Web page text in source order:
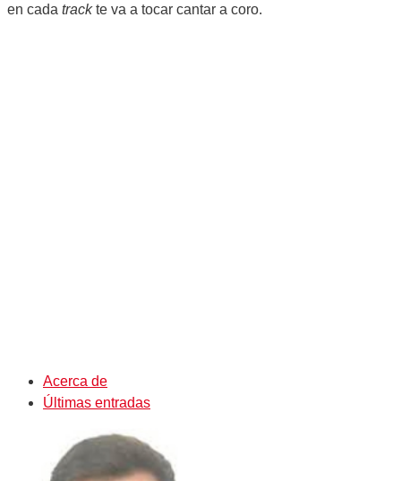
en cada trackte va a tocar cantar a coro.
Acerca de
Últimas entradas